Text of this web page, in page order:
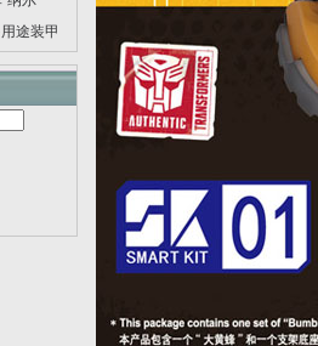
途装甲